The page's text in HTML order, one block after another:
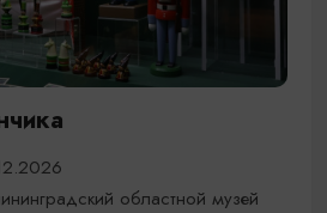
областной музей